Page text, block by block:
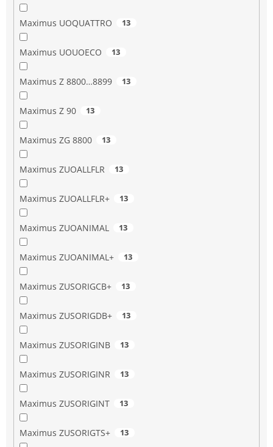
Maximus UOQUATTRO 13
Maximus UOUOECO 13
Maximus Z 8800…8899 13
Maximus Z 90 13
Maximus ZG 8800 13
Maximus ZUOALLFLR 13
Maximus ZUOALLFLR+ 13
Maximus ZUOANIMAL 13
Maximus ZUOANIMAL+ 13
Maximus ZUSORIGCB+ 13
Maximus ZUSORIGDB+ 13
Maximus ZUSORIGINB 13
Maximus ZUSORIGINR 13
Maximus ZUSORIGINT 13
Maximus ZUSORIGTS+ 13